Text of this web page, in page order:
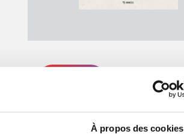
À propos des cookies